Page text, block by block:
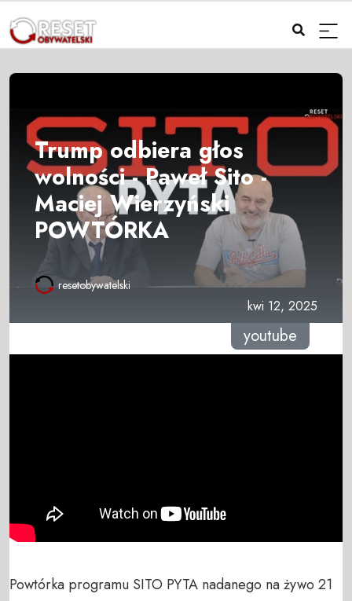
Trump odbiera głos
wolności - Paweł Sito -
Maciej Wierzyński
POWTÓRKA
resetobywatelski
kwi 12, 2025
youtube
Powtórka programu SITO PYTA nadanego na żywo 21